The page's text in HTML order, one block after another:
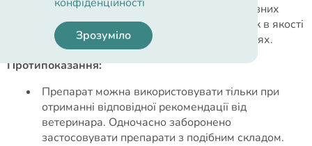
ефективністю щодо ендо - і ектопаразитів на різних
стадіях розвитку. Можуть використовуватися як в якості
лікувального засобу, так і в профілактичних цілях.
Протипоказання:
Препарат можна використовувати тільки при
отриманні відповідної рекомендації від
ветеринара. Одночасно заборонено
застосовувати препарати з подібним складом.
Зрозуміло